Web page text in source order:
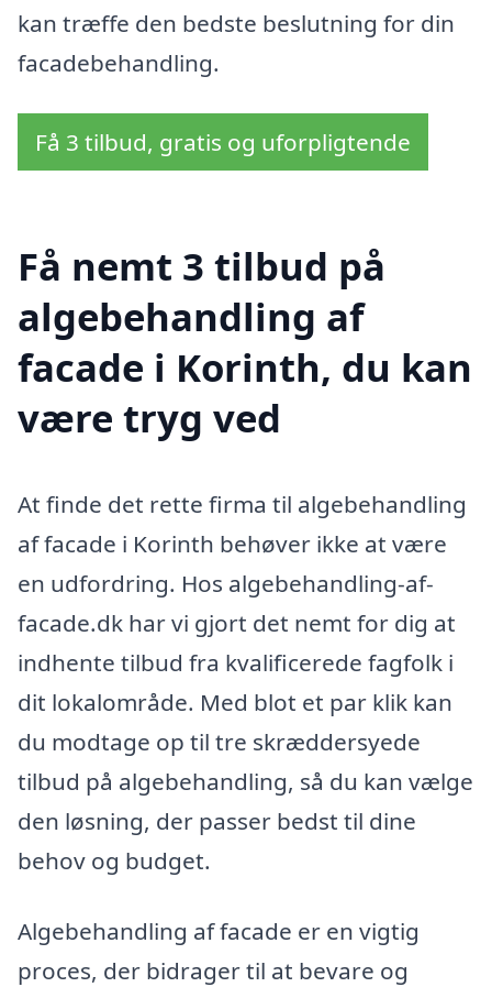
kan træffe den bedste beslutning for din
facadebehandling.
Få 3 tilbud, gratis og uforpligtende
Få nemt 3 tilbud på
algebehandling af
facade i Korinth, du kan
være tryg ved
At finde det rette firma til algebehandling
af facade i Korinth behøver ikke at være
en udfordring. Hos algebehandling-af-
facade.dk har vi gjort det nemt for dig at
indhente tilbud fra kvalificerede fagfolk i
dit lokalområde. Med blot et par klik kan
du modtage op til tre skræddersyede
tilbud på algebehandling, så du kan vælge
den løsning, der passer bedst til dine
behov og budget.
Algebehandling af facade er en vigtig
proces, der bidrager til at bevare og